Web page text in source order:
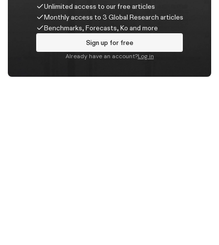
Unlimited access to our free articles
Monthly access to 3 Global Research articles
Benchmarks, Forecasts, Ko and more
Sign up for free
Already have an account?Log in